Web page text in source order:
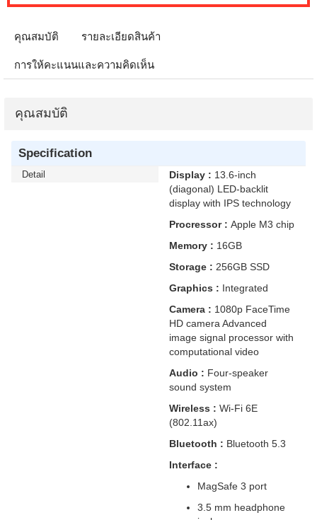
คุณสมบัติ รายละเอียดสินค้า
การให้คะแนนและความคิดเห็น
คุณสมบัติ
Specification
Detail Display : 13.6-inch
(diagonal) LED-backlit
display with IPS technology
Procressor : Apple M3 chip
Memory : 16GB
Storage : 256GB SSD
Graphics : Integrated
Camera : 1080p FaceTime
HD camera Advanced
image signal processor with
computational video
Audio : Four-speaker
sound system
Wireless : Wi-Fi 6E
(802.11ax)
Bluetooth : Bluetooth 5.3
Interface :
MagSafe 3 port
3.5 mm headphone